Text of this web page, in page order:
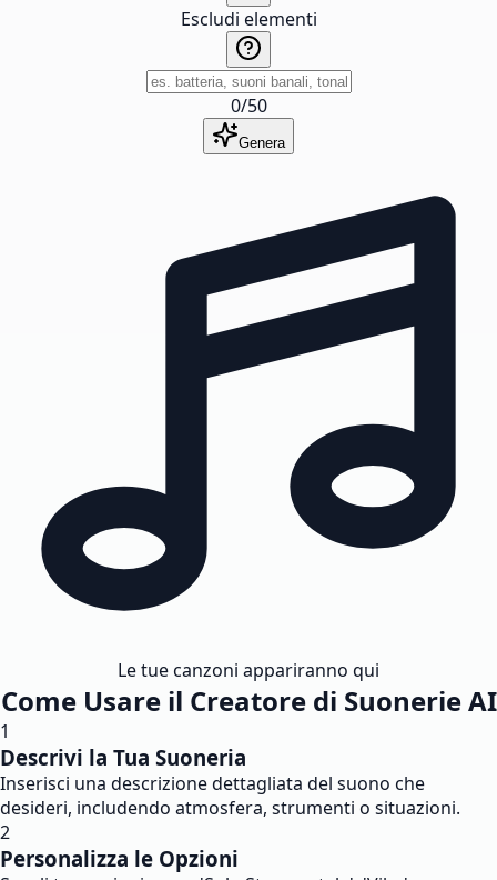
Escludi elementi
0/50
Genera
Le tue canzoni appariranno qui
Come Usare il Creatore di Suonerie AI
1
Descrivi la Tua Suoneria
Inserisci una descrizione dettagliata del suono che
desideri, includendo atmosfera, strumenti o situazioni.
2
Personalizza le Opzioni